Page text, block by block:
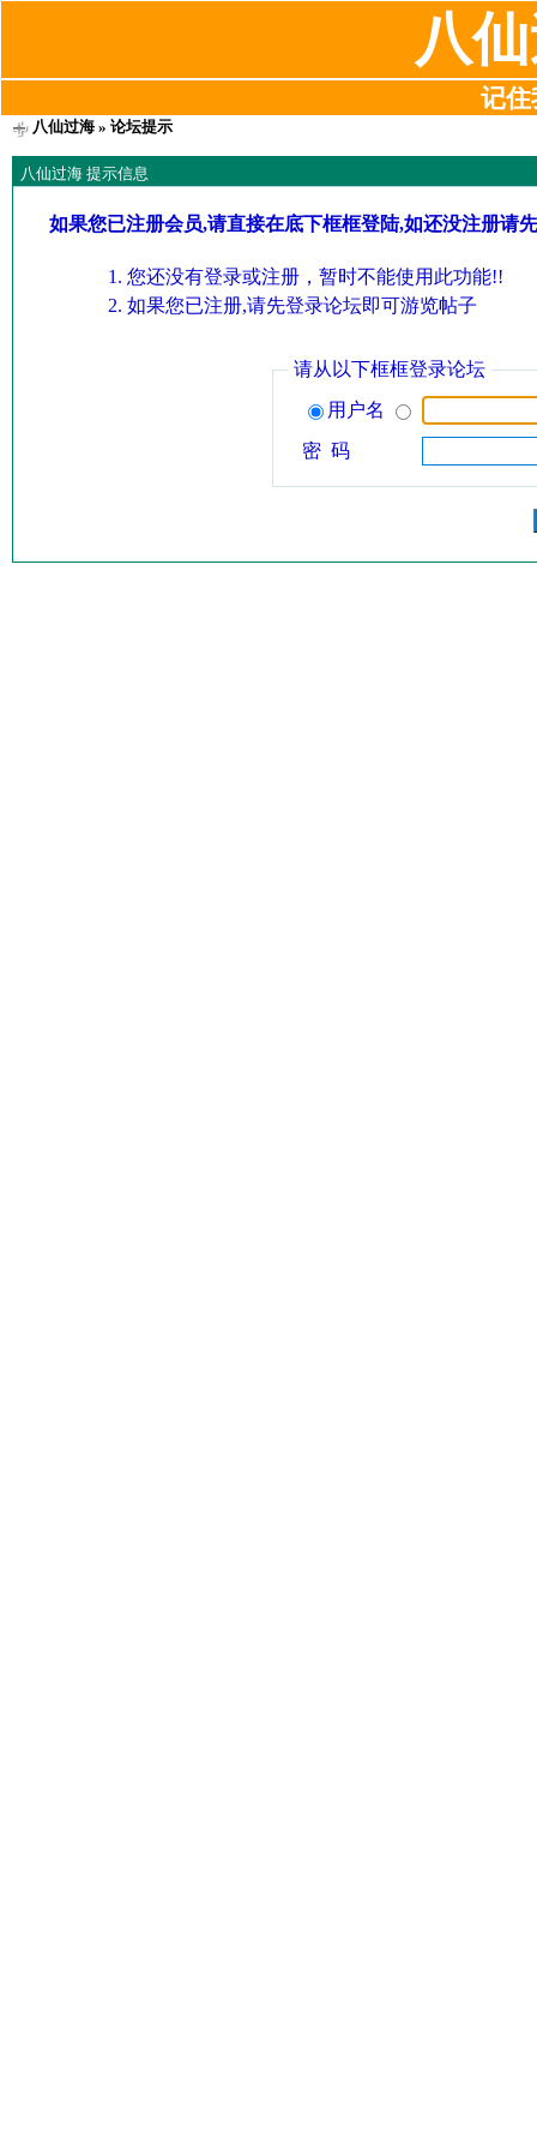
八
记住
八仙过海» 论坛提示
八仙过海 提示信息
如果您已注册会员,请直接在底下框框登陆,如还没注册请
您还没有登录或注册，暂时不能使用此功能!!
如果您已注册,请先登录论坛即可游览帖子
请从以下框框登录论坛
用户名
密 码